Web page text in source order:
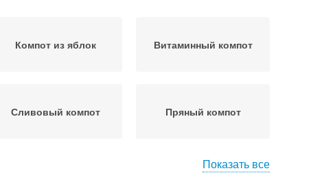
Компот из яблок Витаминный компот
Сливовый компот Пряный компот
Показать все